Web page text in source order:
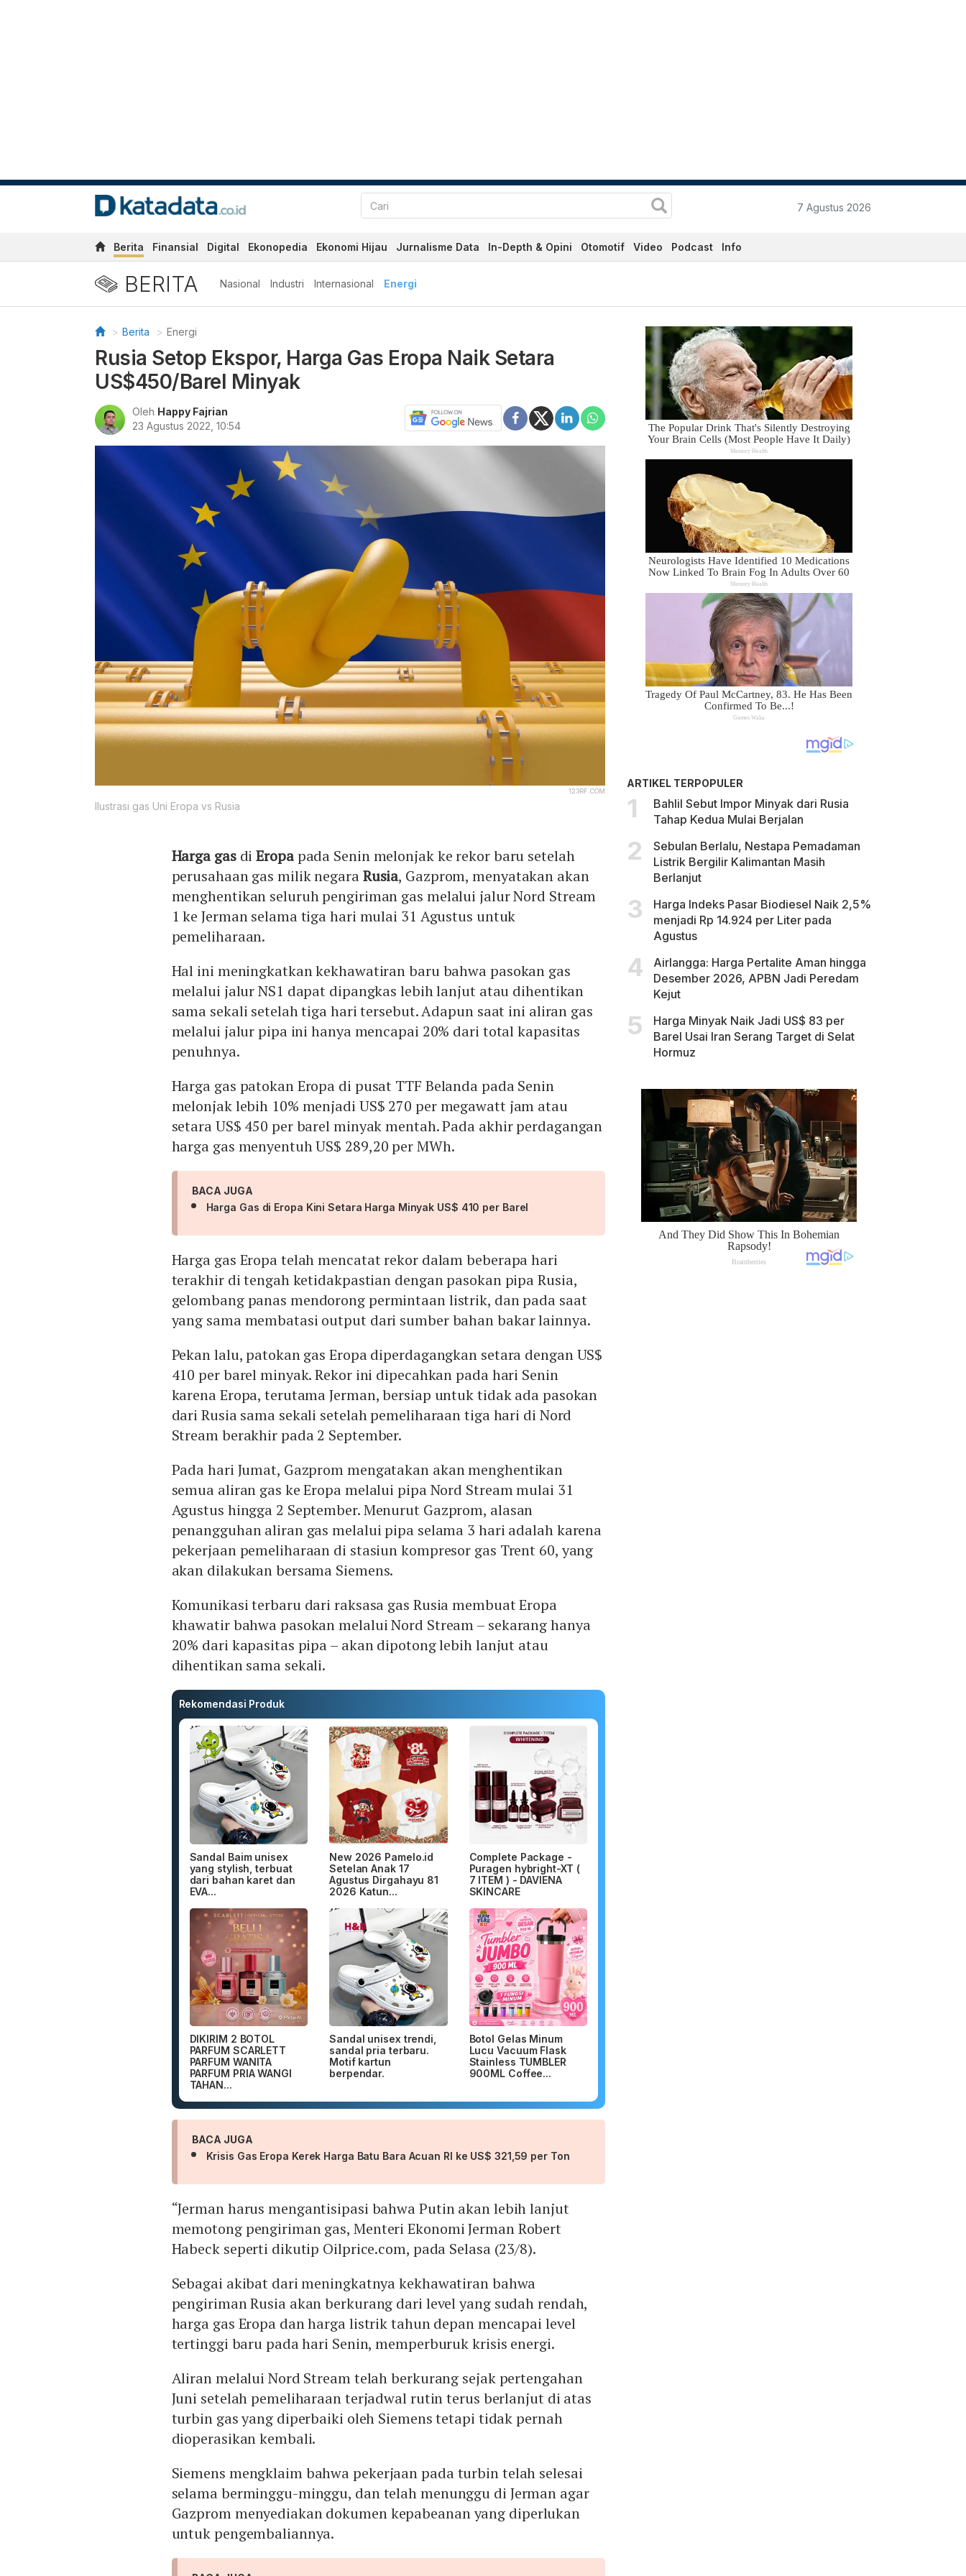
7 Agustus 2026
Berita Finansial Digital Ekonopedia Ekonomi Hijau Jurnalisme Data In-Depth & Opini Otomotif Video Podcast Info
BERITA Nasional Industri Internasional Energi
Berita Energi
Rusia Setop Ekspor, Harga Gas Eropa Naik Setara
US$450/Barel Minyak
Oleh Happy Fajrian
23 Agustus 2022, 10:54
123RF.COM
Ilustrasi gas Uni Eropa vs Rusia
Harga gasdiEropapada Senin melonjak ke rekor baru setelah
perusahaan gas milik negaraRusia, Gazprom, menyatakan akan
menghentikan seluruh pengiriman gas melalui jalur Nord Stream
1 ke Jerman selama tiga hari mulai 31 Agustus untuk
pemeliharaan.
Hal ini meningkatkan kekhawatiran baru bahwa pasokan gas
melalui jalur NS1 dapat dipangkas lebih lanjut atau dihentikan
sama sekali setelah tiga hari tersebut. Adapun saat ini aliran gas
melalui jalur pipa ini hanya mencapai 20% dari total kapasitas
penuhnya.
Harga gas patokan Eropa di pusat TTF Belanda pada Senin
melonjak lebih 10% menjadi US$ 270 per megawatt jam atau
setara US$ 450 per barel minyak mentah. Pada akhir perdagangan
harga gas menyentuh US$ 289,20 per MWh.
BACA JUGA
Harga Gas di Eropa Kini Setara Harga Minyak US$ 410 per Barel
Harga gas Eropa telah mencatat rekor dalam beberapa hari
terakhir di tengah ketidakpastian dengan pasokan pipa Rusia,
gelombang panas mendorong permintaan listrik, dan pada saat
yang sama membatasi output dari sumber bahan bakar lainnya.
Pekan lalu, patokan gas Eropa diperdagangkan setara dengan US$
410 per barel minyak. Rekor ini dipecahkan pada hari Senin
karena Eropa, terutama Jerman, bersiap untuk tidak ada pasokan
dari Rusia sama sekali setelah pemeliharaan tiga hari di Nord
Stream berakhir pada 2 September.
Pada hari Jumat, Gazprom mengatakan akan menghentikan
semua aliran gas ke Eropa melalui pipa Nord Stream mulai 31
Agustus hingga 2 September. Menurut Gazprom, alasan
penangguhan aliran gas melalui pipa selama 3 hari adalah karena
pekerjaan pemeliharaan di stasiun kompresor gas Trent 60, yang
akan dilakukan bersama Siemens.
Komunikasi terbaru dari raksasa gas Rusia membuat Eropa
khawatir bahwa pasokan melalui Nord Stream – sekarang hanya
20% dari kapasitas pipa – akan dipotong lebih lanjut atau
dihentikan sama sekali.
Rekomendasi Produk
Sandal Baim unisex
yang stylish, terbuat
dari bahan karet dan
EVA...
New 2026 Pamelo.id
Setelan Anak 17
Agustus Dirgahayu 81
2026 Katun...
Complete Package -
Puragen hybright-XT (
7 ITEM ) - DAVIENA
SKINCARE
DIKIRIM 2 BOTOL
PARFUM SCARLETT
PARFUM WANITA
PARFUM PRIA WANGI
TAHAN...
Sandal unisex trendi,
sandal pria terbaru.
Motif kartun
berpendar.
Botol Gelas Minum
Lucu Vacuum Flask
Stainless TUMBLER
900ML Coffee...
BACA JUGA
Krisis Gas Eropa Kerek Harga Batu Bara Acuan RI ke US$ 321,59 per Ton
“Jerman harus mengantisipasi bahwa Putin akan lebih lanjut
memotong pengiriman gas, Menteri Ekonomi Jerman Robert
Habeck seperti dikutip Oilprice.com, pada Selasa (23/8).
Sebagai akibat dari meningkatnya kekhawatiran bahwa
pengiriman Rusia akan berkurang dari level yang sudah rendah,
harga gas Eropa dan harga listrik tahun depan mencapai level
tertinggi baru pada hari Senin, memperburuk krisis energi.
Aliran melalui Nord Stream telah berkurang sejak pertengahan
Juni setelah pemeliharaan terjadwal rutin terus berlanjut di atas
turbin gas yang diperbaiki oleh Siemens tetapi tidak pernah
dioperasikan kembali.
Siemens mengklaim bahwa pekerjaan pada turbin telah selesai
selama berminggu-minggu, dan telah menunggu di Jerman agar
Gazprom menyediakan dokumen kepabeanan yang diperlukan
untuk pengembaliannya.
ARTIKEL TERPOPULER
Bahlil Sebut Impor Minyak dari Rusia
Tahap Kedua Mulai Berjalan
Sebulan Berlalu, Nestapa Pemadaman
Listrik Bergilir Kalimantan Masih
Berlanjut
Harga Indeks Pasar Biodiesel Naik 2,5%
menjadi Rp 14.924 per Liter pada
Agustus
Airlangga: Harga Pertalite Aman hingga
Desember 2026, APBN Jadi Peredam
Kejut
Harga Minyak Naik Jadi US$ 83 per
Barel Usai Iran Serang Target di Selat
Hormuz